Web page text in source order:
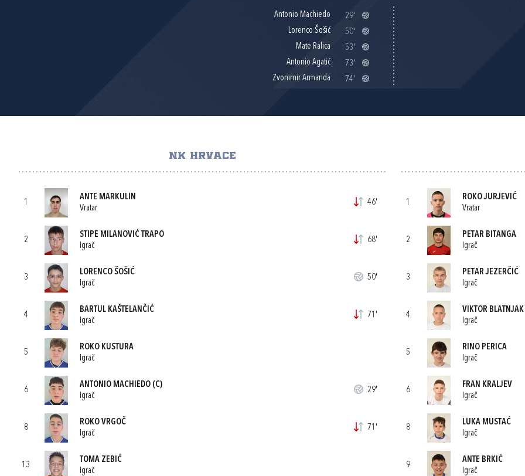
Antonio Machiedo
29'
Lorenco Šošić
50'
Mate Ralica
53'
Antonio Agatić
73'
Zvonimir Armanda
74'
NK HRVACE
1
ANTE MARKULIN
Vratar
46'
2
STIPE MILANOVIĆ TRAPO
Igrač
68'
3
LORENCO ŠOŠIĆ
Igrač
50'
4
BARTUL KAŠTELANČIĆ
Igrač
71'
5
ROKO KUSTURA
Igrač
6
ANTONIO MACHIEDO (C)
Igrač
29'
8
ROKO VRGOČ
Igrač
71'
13
TOMA ZEBIĆ
Igrač
1
ROKO JURJEVIĆ
Vratar
2
PETAR BITANGA
Igrač
3
PETAR JEZERČIĆ
Igrač
4
VIKTOR BLATNJAK
Igrač
5
RINO PERICA
Igrač
6
FRAN KRALJEV
Igrač
8
LUKA MUSTAĆ
Igrač
9
ANTE BRKIĆ
Igrač